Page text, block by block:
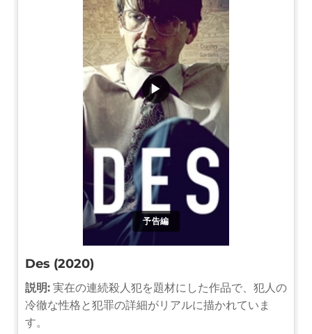
予告編
▶
Des (2020)
説明: 実在の連続殺人犯を題材にした作品で、犯人の
冷徹な性格と犯罪の詳細がリアルに描かれていま
す。